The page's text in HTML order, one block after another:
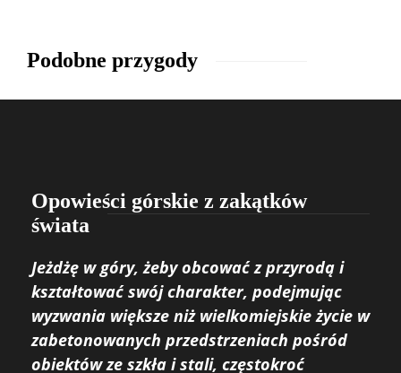
Podobne przygody
Opowieści górskie z zakątków
świata
Jeżdżę w góry, żeby obcować z przyrodą i
kształtować swój charakter, podejmując
wyzwania większe niż wielkomiejskie życie w
zabetonowanych przedstrzeniach pośród
obiektów ze szkła i stali, częstokroć